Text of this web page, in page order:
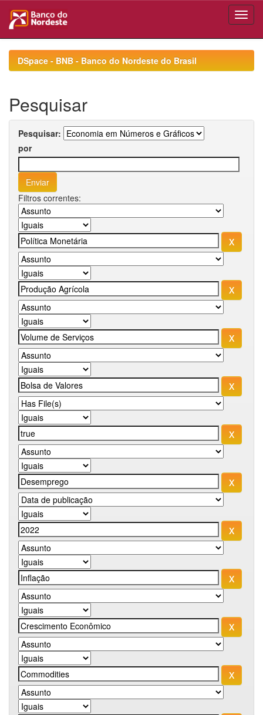
navigationDSpace - BNB - Banco do Nordeste do Brasil
Pesquisar
Pesquisar:
por
Filtros correntes: